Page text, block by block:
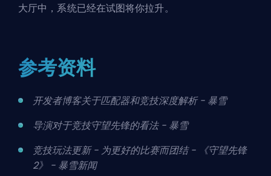
大厅中，系统已经在试图将你拉升。
参考资料
开发者博客关于匹配器和竞技深度解析 - 暴雪
导演对于竞技守望先锋的看法 - 暴雪
竞技玩法更新 - 为更好的比赛而团结 - 《守望先锋
2》 - 暴雪新闻